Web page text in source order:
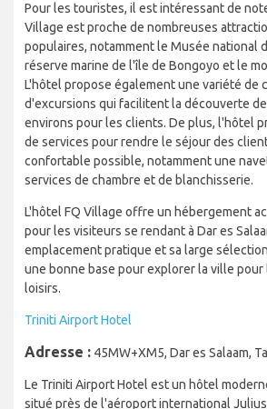
Pour les touristes, il est intéressant de
Village est proche de nombreuses
populaires, notamment le Musée national
réserve marine de l'île de Bongoyo et le
L'hôtel propose également une variété de
d'excursions qui facilitent la découverte
environs pour les clients. De plus, l'hôtel
de services pour rendre le séjour des
confortable possible, notamment une
services de chambre et de blanchisserie.
L'hôtel FQ Village offre un hébergement
pour les visiteurs se rendant à Dar es
emplacement pratique et sa large
une bonne base pour explorer la ville pour
loisirs.
Triniti Airport Hotel
Adresse : 45MW+XM5, Dar es Salaam,
Le Triniti Airport Hotel est un hôtel
situé près de l'aéroport international Julius